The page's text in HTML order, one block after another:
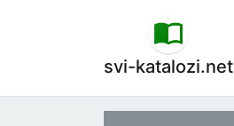
svi-katalozi.net